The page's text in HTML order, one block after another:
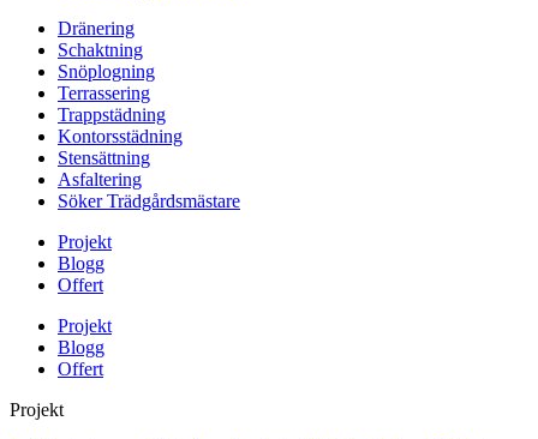
Dränering
Schaktning
Snöplogning
Terrassering
Trappstädning
Kontorsstädning
Stensättning
Asfaltering
Söker Trädgårdsmästare
Projekt
Blogg
Offert
Projekt
Blogg
Offert
Projekt